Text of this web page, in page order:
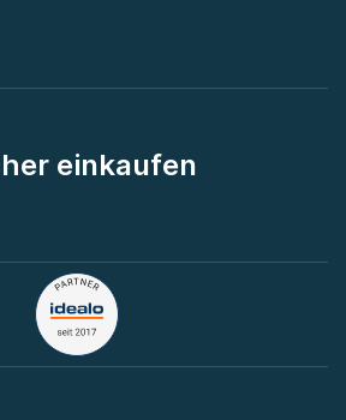
einkaufen